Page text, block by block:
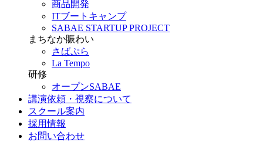
商品開発
ITブートキャンプ
SABAE STARTUP PROJECT
まちなか賑わい
さばぷら
La Tempo
研修
オープンSABAE
講演依頼・視察について
スクール案内
採用情報
お問い合わせ